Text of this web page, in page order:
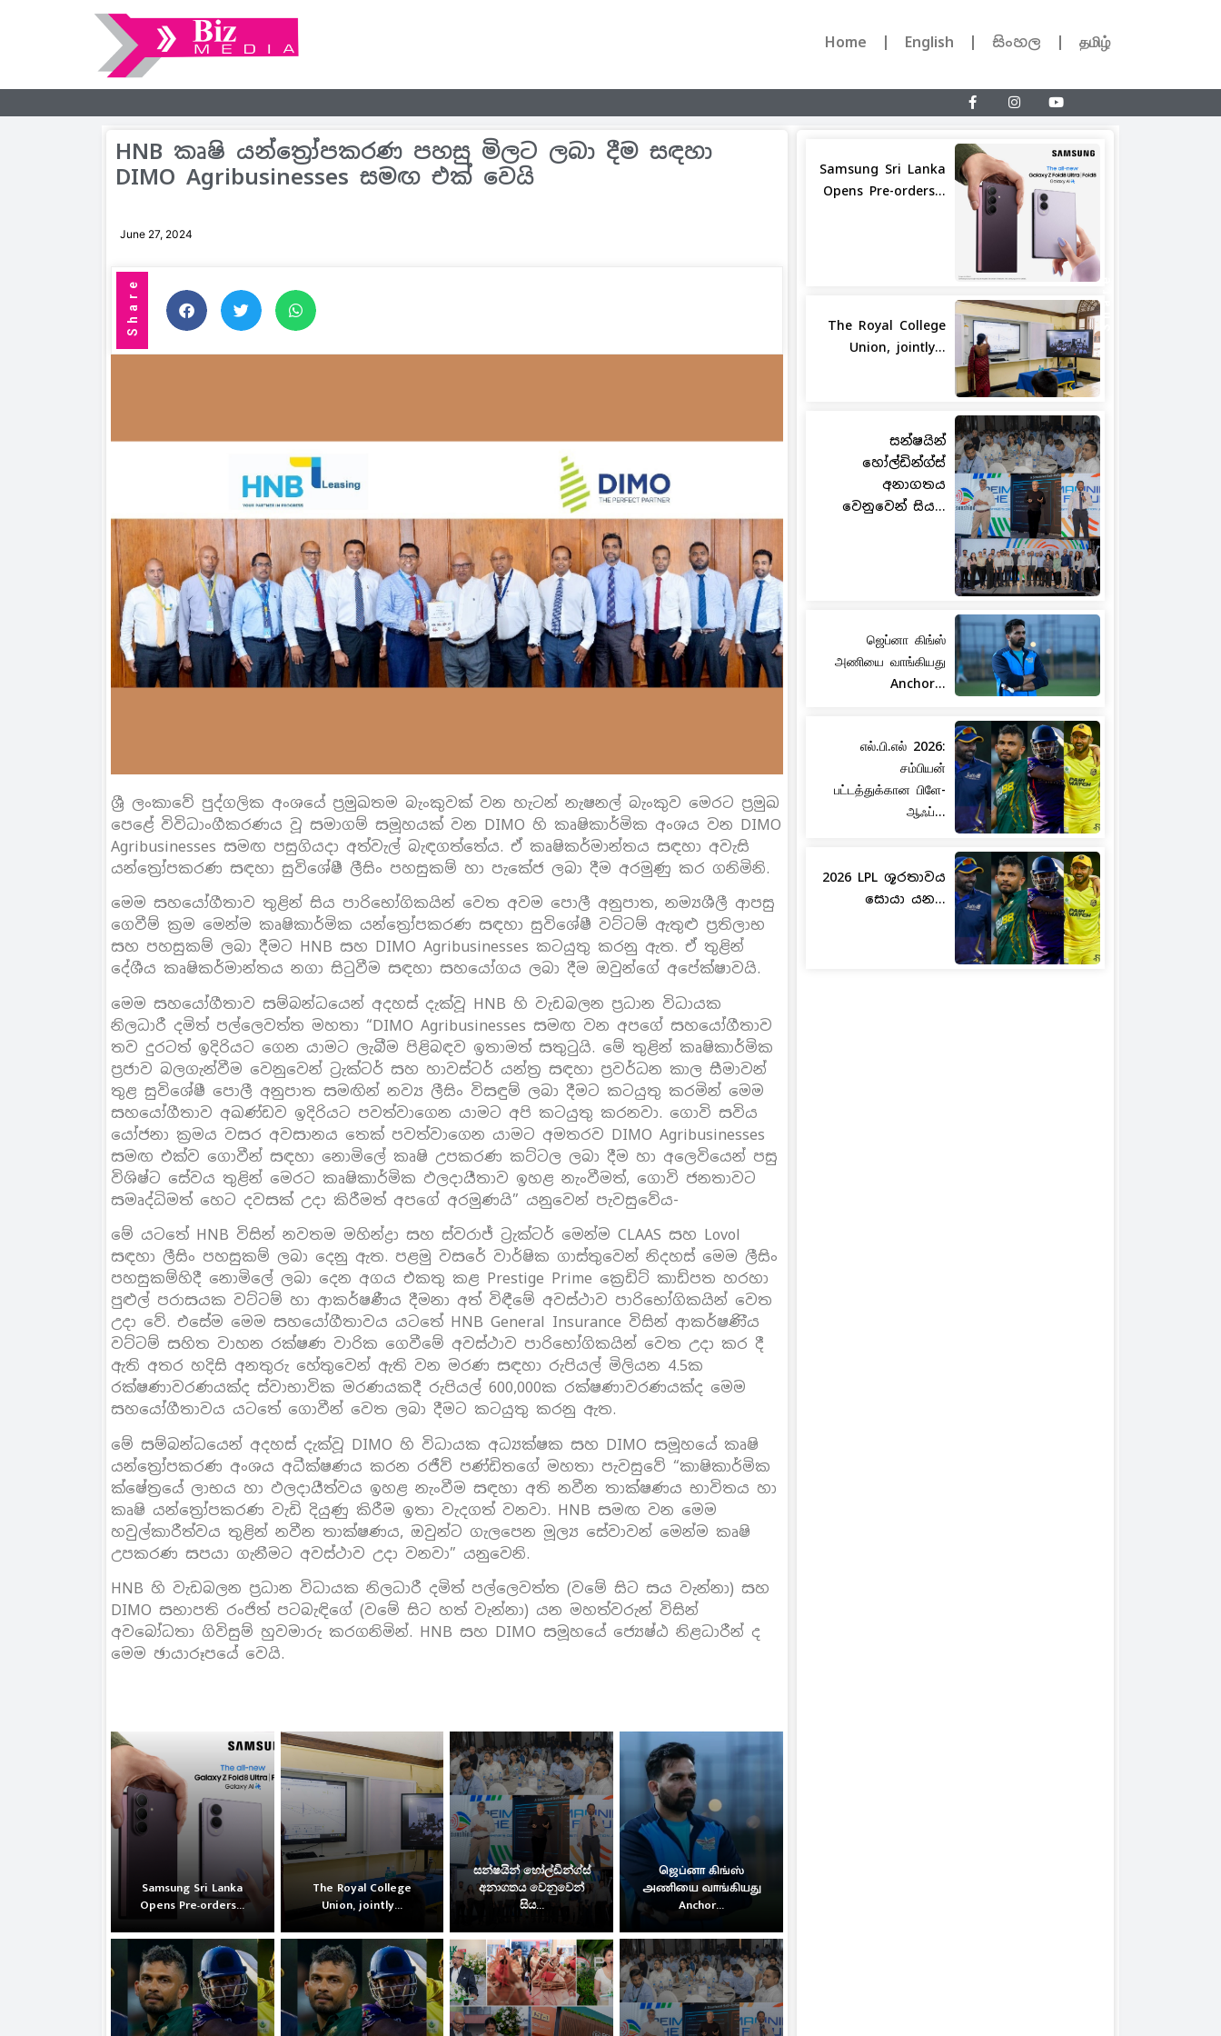
Home English සිංහල தமிழ்
HNB කෘෂි යන්ත්‍රෝපකරණ පහසු මිලට ලබා දීම සඳහා
DIMO Agribusinesses සමඟ එක් වෙයි
June 27, 2024
Share Share
ශ්‍රී ලංකාවේ පුද්ගලික අංශයේ ප්‍රමුඛතම බැංකුවක් වන හැටන් නැෂනල් බැංකුව මෙරට ප්‍රමුඛ
පෙළේ විවිධාංගීකරණය වූ සමාගම් සමූහයක් වන DIMO හි කෘෂිකාර්මික අංශය වන DIMO
Agribusinesses සමඟ පසුගියදා අත්වැල් බැඳගත්තේය. ඒ කෘෂිකර්මාන්තය සඳහා අවැසි
යන්ත්‍රෝපකරණ සඳහා සුවිශේෂී ලීසිං පහසුකම් හා පැකේජ ලබා දීම අරමුණු කර ගනිමිනි.
මෙම සහයෝගීතාව තුළින් සිය පාරිභෝගිකයින් වෙත අවම පොලී අනුපාත, නම්‍යශීලී ආපසු
ගෙවීම් ක්‍රම මෙන්ම කෘෂිකාර්මික යන්ත්‍රෝපකරණ සඳහා සුවිශේෂී වට්ටම් ඇතුළු ප්‍රතිලාභ
සහ පහසුකම් ලබා දීමට HNB සහ DIMO Agribusinesses කටයුතු කරනු ඇත. ඒ තුළින්
දේශීය කෘෂිකර්මාන්තය නගා සිටුවීම සඳහා සහයෝගය ලබා දීම ඔවුන්ගේ අපේක්ෂාවයි.
මෙම සහයෝගීතාව සම්බන්ධයෙන් අදහස් දැක්වූ HNB හි වැඩබලන ප්‍රධාන විධායක
නිලධාරී දමිත් පල්ලෙවත්ත මහතා “DIMO Agribusinesses සමඟ වන අපගේ සහයෝගීතාව
තව දුරටත් ඉදිරියට ගෙන යාමට ලැබීම පිළිබඳව ඉතාමත් සතුටුයි. මේ තුළින් කෘෂිකාර්මික
ප්‍රජාව බලගැන්වීම වෙනුවෙන් ට්‍රැක්ටර් සහ හාවස්ටර් යන්ත්‍ර සඳහා ප්‍රවර්ධන කාල සීමාවන්
තුළ සුවිශේෂී පොලී අනුපාත සමඟින් නව්‍ය ලීසිං විසඳුම් ලබා දීමට කටයුතු කරමින් මෙම
සහයෝගීතාව අඛණ්ඩව ඉදිරියට පවත්වාගෙන යාමට අපි කටයුතු කරනවා. ගොවි සවිය
යෝජනා ක්‍රමය වසර අවසානය තෙක් පවත්වාගෙන යාමට අමතරව DIMO Agribusinesses
සමඟ එක්ව ගොවීන් සඳහා නොමිලේ කෘෂි උපකරණ කට්ටල ලබා දීම හා අලෙවියෙන් පසු
විශිෂ්ට සේවය තුළින් මෙරට කෘෂිකාර්මික ඵලදායීතාව ඉහළ නැංවීමත්, ගොවි ජනතාවට
සමෘද්ධිමත් හෙට දවසක් උදා කිරීමත් අපගේ අරමුණයි” යනුවෙන් පැවසුවේය-
මේ යටතේ HNB විසින් නවතම මහින්ද්‍රා සහ ස්වරාජ් ට්‍රැක්ටර් මෙන්ම CLAAS සහ Lovol
සඳහා ලීසිං පහසුකම් ලබා දෙනු ඇත. පළමු වසරේ වාර්ෂික ගාස්තුවෙන් නිදහස් මෙම ලීසිං
පහසුකම්හිදී නොමිලේ ලබා දෙන අගය එකතු කළ Prestige Prime ක්‍රෙඩිට් කාඩ්පත හරහා
පුළුල් පරාසයක වට්ටම් හා ආකර්ෂණීය දීමනා අත් විඳීමේ අවස්ථාව පාරිභෝගිකයින් වෙත
උදා වේ. එසේම මෙම සහයෝගීතාවය යටතේ HNB General Insurance විසින් ආකර්ෂණිීය
වට්ටම් සහිත වාහන රක්ෂණ වාරික ගෙවීමේ අවස්ථාව පාරිභෝගිකයින් වෙත උදා කර දී
ඇති අතර හදිසි අනතුරු හේතුවෙන් ඇති වන මරණ සඳහා රුපියල් මිලියන 4.5ක
රක්ෂණාවරණයක්ද ස්වාභාවික මරණයකදී රුපියල් 600,000ක රක්ෂණාවරණයක්ද මෙම
සහයෝගීතාවය යටතේ ගොවීන් වෙත ලබා දීමට කටයුතු කරනු ඇත.
මේ සම්බන්ධයෙන් අදහස් දැක්වූ DIMO හි විධායක අධ්‍යක්ෂක සහ DIMO සමූහයේ කෘෂි
යන්ත්‍රෝපකරණ අංශය අධීක්ෂණය කරන රජීව් පණ්ඩිතගේ මහතා පැවසුවේ “කාෂිකාර්මික
ක්ෂේත්‍රයේ ලාභය හා ඵලදායීත්වය ඉහළ නැංවීම සඳහා අති නවීන තාක්ෂණය භාවිතය හා
කෘෂි යන්ත්‍රෝපකරණ වැඩි දියුණු කිරීම ඉතා වැදගත් වනවා. HNB සමඟ වන මෙම
හවුල්කාරීත්වය තුළින් නවීන තාක්ෂණය, ඔවුන්ට ගැලපෙන මූල්‍ය සේවාවන් මෙන්ම කෘෂි
උපකරණ සපයා ගැනීමට අවස්ථාව උදා වනවා” යනුවෙනි.
HNB හි වැඩබලන ප්‍රධාන විධායක නිලධාරී දමිත් පල්ලෙවත්ත (වමේ සිට සය වැන්නා) සහ
DIMO සභාපති රංජිත් පටබැඳිගේ (වමේ සිට හත් වැන්නා) යන මහත්වරුන් විසින්
අවබෝධතා ගිවිසුම් හුවමාරු කරගනිමින්. HNB සහ DIMO සමූහයේ ජ්‍යෙෂ්ඨ නිළධාරීන් ද
මෙම ඡායාරූපයේ වෙයි.
Samsung Sri Lanka
Opens Pre-orders...
The Royal College
Union, jointly...
සන්ෂයින් හෝල්ඩින්ග්ස්
අනාගතය වෙනුවෙන්
සිය...
ஜெப்னா கிங்ஸ்
அணியை வாங்கியது
Anchor...
Samsung Sri Lanka
Opens Pre-orders...
The Royal College
Union, jointly...
සන්ෂයින්
හෝල්ඩින්ග්ස්
අනාගතය
වෙනුවෙන් සිය...
ஜெப்னா கிங்ஸ்
அணியை வாங்கியது
Anchor...
எல்.பி.எல் 2026:
சம்பியன்
பட்டத்துக்கான பிளே-
ஆஃப்...
2026 LPL ශූරතාවය
සොයා යන...